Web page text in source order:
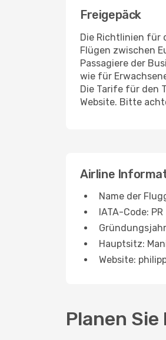
Freigepäck
Die Richtlinien für
Flügen zwischen
Passagiere der
wie für
Die Tarife für den
Website. Bitte
Airline
Name der
IATA-Code: PR
Hauptsitz:
Website:
Planen Sie